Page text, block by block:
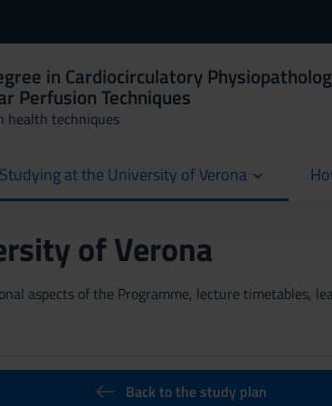
in Cardiocirculatory
Perfusion Techniques
health techniques
Studying at the University of Verona
of Verona
aspects of the Programme, lecture timetables,
Back to the study plan